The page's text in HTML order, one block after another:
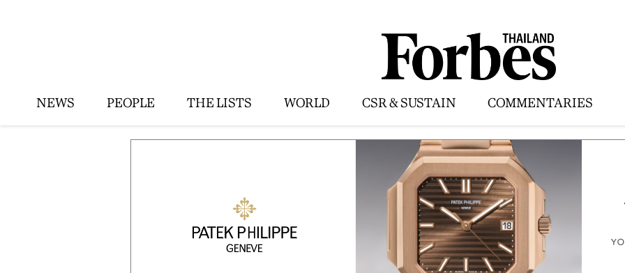
NEWS PEOPLE THE LISTS WORLD CSR & SUSTAIN COMMENTARIES